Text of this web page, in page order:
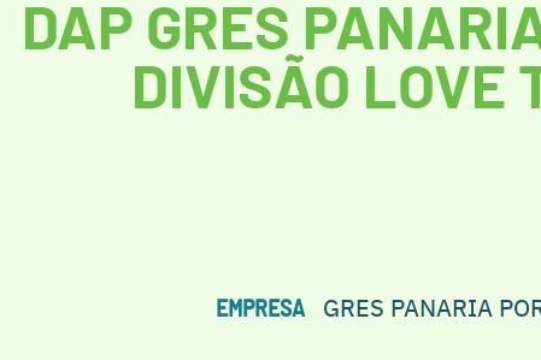
DAP GRES
DIVISÃO LOVE
EMPRESA GRES PANARIA